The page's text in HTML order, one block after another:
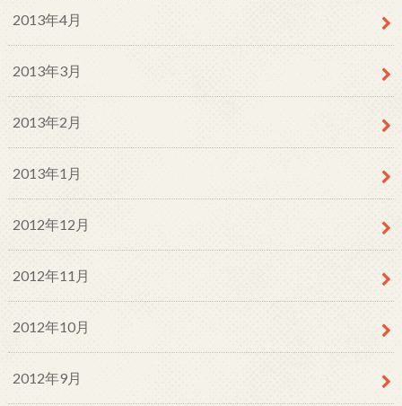
2013年4月
2013年3月
2013年2月
2013年1月
2012年12月
2012年11月
2012年10月
2012年9月